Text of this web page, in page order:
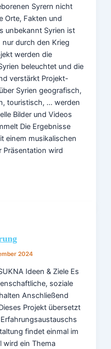
Syrern nicht
Orte, Fakten und
unbekannt Syrien ist
durch den Krieg
werden die
beleuchtet und die
verstärkt Projekt-
Syrien geografisch,
touristisch, … werden
Bilder und Videos
Die Ergebnisse
einem musikalischen
Präsentation wird
2024
Ideen & Ziele​ Es
soziale
Anschließend
Projekt übersetzt
findet einmal im
wird ein Thema